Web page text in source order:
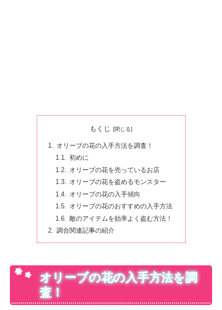
もくじ
オリーブの花の入手方法を調査！
初めに
オリーブの花を売っているお店
オリーブの花を盗めるモンスター
オリーブの花の入手傾向
オリーブの花のおすすめの入手方法
敵のアイテムを効率よく盗む方法！
調合関連記事の紹介
オリーブの花の入手方法を調
査！